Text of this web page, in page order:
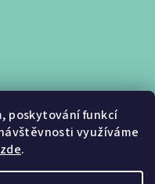
poskytování funkcí
využíváme
zde.